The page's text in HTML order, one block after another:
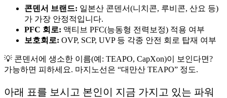
콘덴서 브랜드: 일본산 콘덴서(니치콘, 루비콘, 산요 등)
가 가장 안정적입니다.
PFC 회로: 액티브 PFC(능동형 전력보정) 적용 여부
보호회로: OVP, SCP, UVP 등 각종 안전 회로 탑재 여부
💡 콘덴서에 생소한 이름(예: TEAPO, CapXon)이 보인다면?
가능하면 피하세요. 마지노선은 “대만산 TEAPO” 정도.
아래 표를 보시고 본인이 지금 가지고 있는 파워